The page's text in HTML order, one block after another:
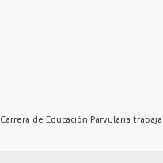
Carrera de Educación Parvularia